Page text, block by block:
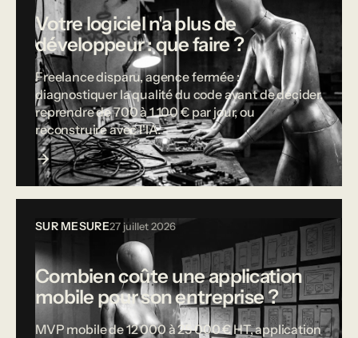
Votre logiciel n'a plus de
développeur : que faire ?
Freelance disparu, agence fermée :
diagnostiquer la qualité du code avant de décider,
reprendre de 700 à 1 100 € par jour, ou
reconstruire avec l'IA.
SUR MESURE27 juillet 2026
Combien coûte une application
mobile pour son entreprise ?
MVP mobile de 12 000 à 25 000 € HT, application